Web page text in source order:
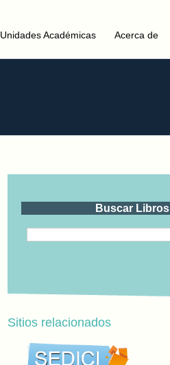
Unidades Académicas Acerca de
Buscar Libros
Sitios relacionados